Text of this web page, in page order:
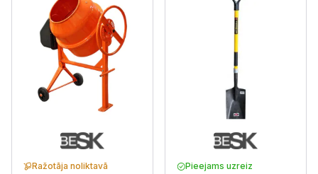
Ražotāja noliktavā Pieejams uzreiz